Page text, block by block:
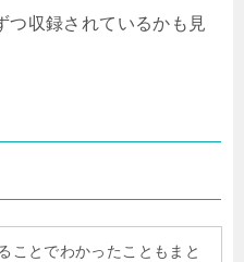
つ収録されているかも見
ことでわかったこともまと